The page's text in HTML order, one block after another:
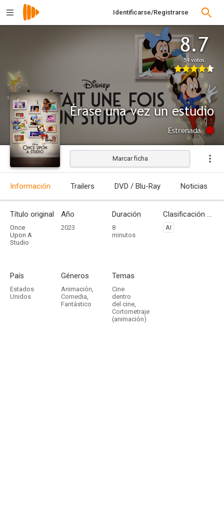
Identificarse/Registrarse
8.7
59 votos
Érase una vez un estudio
Estrenada
Marcar ficha
Información Trailers DVD / Blu-Ray Noticias
Título original
Once
Upon A
Studio
Año
2023
Duración
8
minutos
Clasificación por edades
AI
País
Estados
Unidos
Géneros
Animación,
Comedia,
Fantástico
Temas
Cine
dentro
del cine,
Cortometraje
(animación)